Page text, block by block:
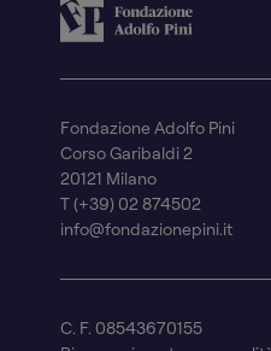
Fondazione Adolfo Pini
Corso Garibaldi 2
20121 Milano
T (+39) 02 874502
info@fondazionepini.it
C. F. 08543670155